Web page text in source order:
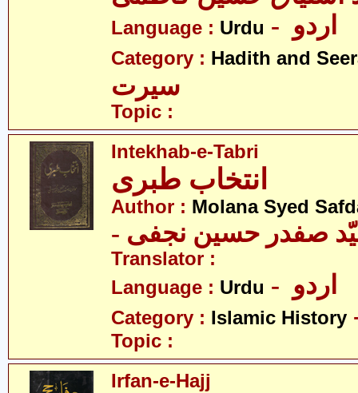
Language : Urdu
Category : Hadith and
سیرت
Topic :
Intekhab-e-Tabri
Author : Molana Syed
Translator :
Language : Urdu
Category : Islamic History
Topic :
Irfan-e-Hajj